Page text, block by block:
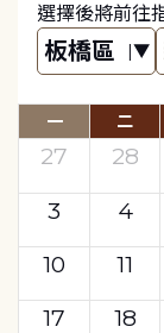
選擇後將前往
一 二
27 28
3
4
10
11
17
18